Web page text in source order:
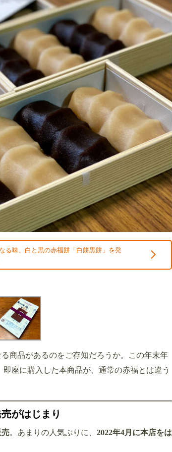
る味、白と黒の赤福餅「白餅黒餅」を発
商品があるのをご存知だろうか。この年末年
座に購入した本商品が、通常の赤福とは違う
がはじまり
売。あまりの人気ぶりに、 2022年4月に本店をは